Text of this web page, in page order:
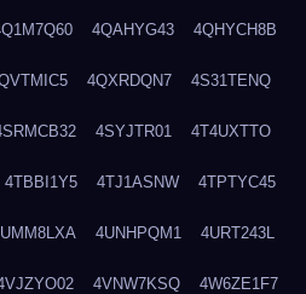
4QAHYG43 4QHYCH8B
4QXRDQN7 4S31TENQ
4SYJTR01 4T4UXTTO
4TBBI1Y5 4TJ1ASNW 4TPTYC45
4UNHPQM1 4URT243L
4VNW7KSQ 4W6ZE1F7